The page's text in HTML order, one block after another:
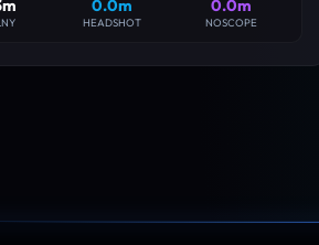
0.0m
HEADSHOT
0.0m
NOSCOPE